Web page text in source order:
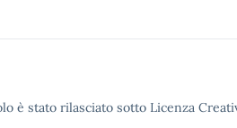
è stato rilasciato sotto Licenza